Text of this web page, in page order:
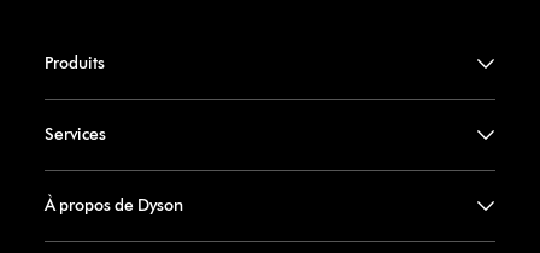
Produits
Services
À propos de Dyson